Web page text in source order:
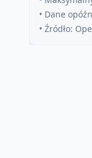
• Dane
• Źródło: